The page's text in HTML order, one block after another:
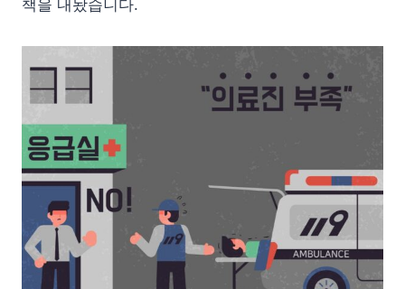
책을 내놨습니다.